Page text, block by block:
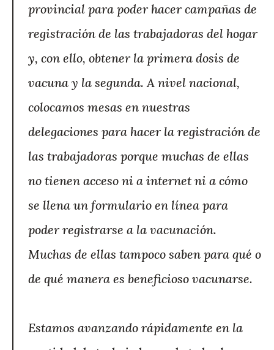
provincial para poder hacer campañas de
registración de las trabajadoras del hogar
y, con ello, obtener la primera dosis de
vacuna y la segunda. A nivel nacional,
colocamos mesas en nuestras
delegaciones para hacer la registración de
las trabajadoras porque muchas de ellas
no tienen acceso ni a internet ni a cómo
se llena un formulario en línea para
poder registrarse a la vacunación.
Muchas de ellas tampoco saben para qué o
de qué manera es beneficioso vacunarse.
Estamos avanzando rápidamente en la